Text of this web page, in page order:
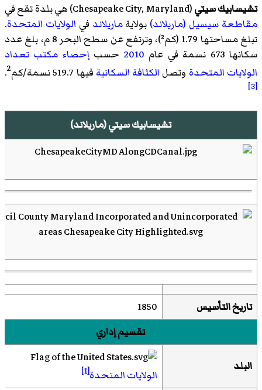
تشيسابيك سيتي(
Chesapeake City, Maryland)‏ هي بلدة تقع في
مقاطعة سيسيل (ماريلاند) بولايةماريلاند في الولايات المتحدة.
تبلغ مساحتها 1.79 (كم²)، وترتفع عن سطح البحر 8 م، بلغ عدد
سكانها 673 نسمة في عام
2010 حسبإحصاء مكتب تعداد
الولايات المتحدة وتصل الكثافة السكانية فيها 519.7 نسمة/كم 2
.
[3]
تشيسابيك سيتي (ماريلاند)
تاريخ التأسيس
1850
تقسيم إداري
البلد
الولايات المتحدة[1]